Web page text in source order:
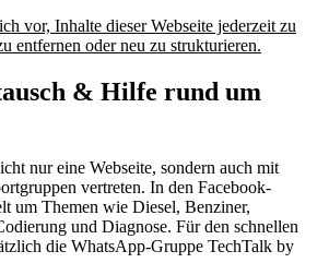
vor, Inhalte dieser Webseite jederzeit zu
entfernen oder neu zu strukturieren.
& Hilfe rund um
nur eine Webseite, sondern auch mit
vertreten. In den Facebook-
um Themen wie Diesel, Benziner,
und Diagnose. Für den schnellen
die WhatsApp-Gruppe TechTalk by